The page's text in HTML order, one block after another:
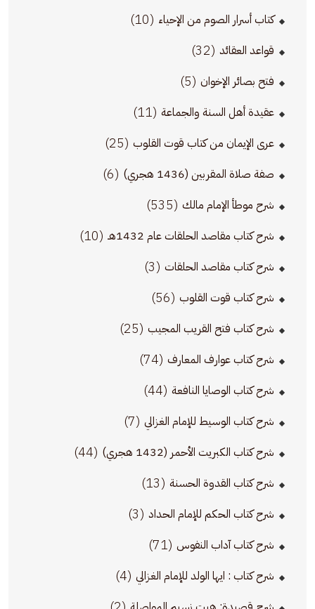
كتاب أسرار الصوم من الإحياء (10)
قواعد العقائد (32)
فتح بصائر الإخوان (5)
عقيدة أهل السنة والجماعة (11)
عرى الإيمان من كتاب قوت القلوب (25)
صفة صلاة المقربين (1436 هجري) (6)
شرح موطأ الإمام مالك (535)
شرح كتاب مقاصد الحلقات عام 1432هـ (10)
شرح كتاب مقاصد الحلقات (3)
شرح كتاب قوت القلوب (56)
شرح كتاب فتح القريب المجيب (25)
شرح كتاب عوارف المعارف (74)
شرح كتاب الوصايا النافعة (44)
شرح كتاب الوسيط للإمام الغزالي (7)
شرح كتاب الكبريت الأحمر (1432 هجري) (44)
شرح كتاب القدوة الحسنة (13)
شرح كتاب الحكم للإمام الحداد (3)
شرح كتاب آداب النفوس (71)
شرح كتاب : ايها الولد للإمام الغزالي (4)